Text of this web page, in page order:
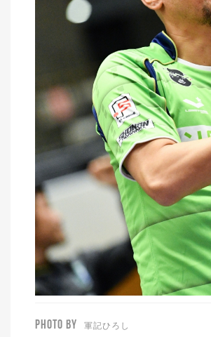
PHOTO BY 軍記ひろし